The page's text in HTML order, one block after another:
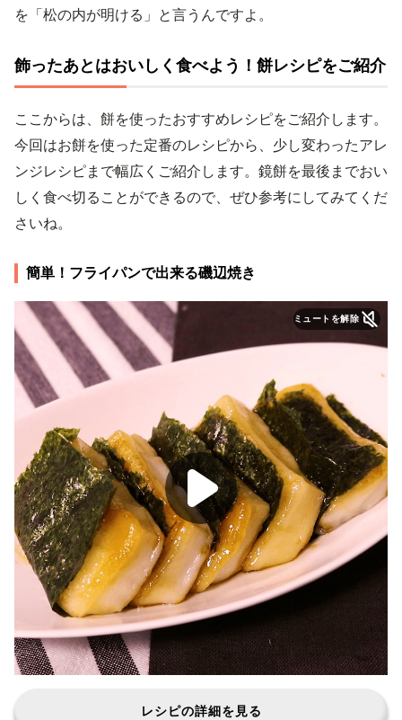
を「松の内が明ける」と言うんですよ。
飾ったあとはおいしく食べよう！餅レシピをご紹介
ここからは、餅を使ったおすすめレシピをご紹介します。
今回はお餅を使った定番のレシピから、少し変わったアレ
ンジレシピまで幅広くご紹介します。鏡餅を最後までおい
しく食べ切ることができるので、ぜひ参考にしてみてくだ
さいね。
簡単！フライパンで出来る磯辺焼き
ミュートを解除
レシピの詳細を見る